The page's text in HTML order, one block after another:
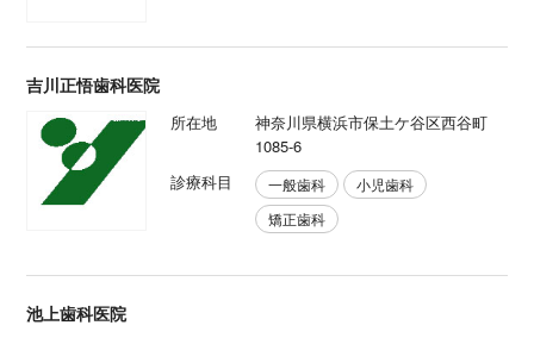
吉川正悟歯科医院
所在地
神奈川県横浜市保土ケ谷区西谷町
1085-6
診療科目
一般歯科
小児歯科
矯正歯科
池上歯科医院